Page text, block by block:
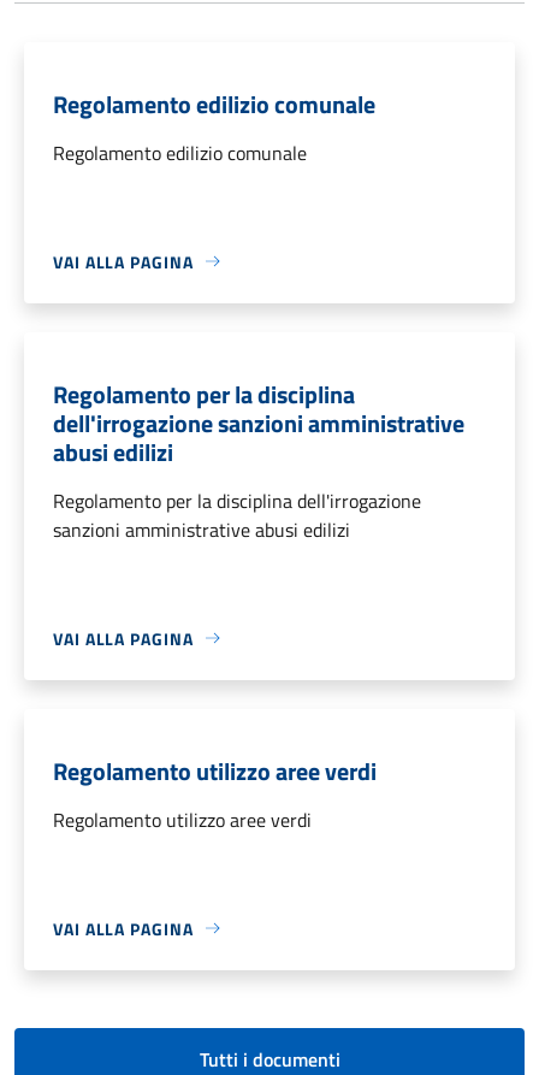
Regolamento edilizio comunale
Regolamento edilizio comunale
VAI ALLA PAGINA
Regolamento per la disciplina
dell'irrogazione sanzioni amministrative
abusi edilizi
Regolamento per la disciplina dell'irrogazione
sanzioni amministrative abusi edilizi
VAI ALLA PAGINA
Regolamento utilizzo aree verdi
Regolamento utilizzo aree verdi
VAI ALLA PAGINA
Tutti i documenti